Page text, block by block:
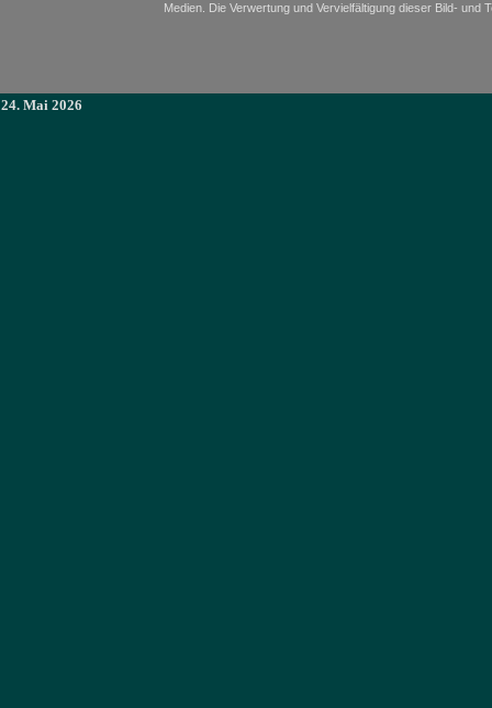
Medien. Die Verwertung und Vervielfältigung dieser Bild-
24. Mai 2026